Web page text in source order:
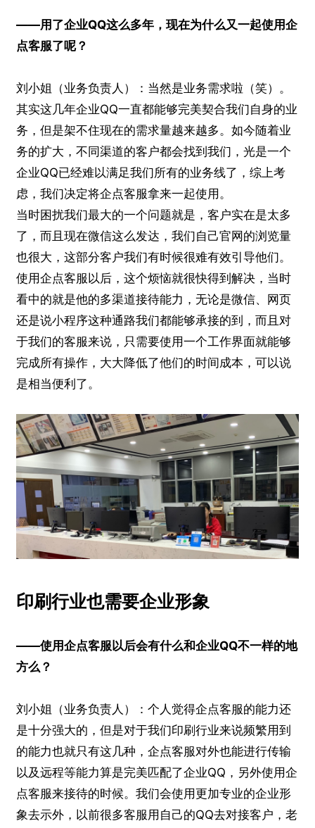
——用了企业QQ这么多年，现在为什么又一起使用企
点客服了呢？
刘小姐（业务负责人）：当然是业务需求啦（笑）。
其实这几年企业QQ一直都能够完美契合我们自身的业
务，但是架不住现在的需求量越来越多。如今随着业
务的扩大，不同渠道的客户都会找到我们，光是一个
企业QQ已经难以满足我们所有的业务线了，综上考
虑，我们决定将企点客服拿来一起使用。
当时困扰我们最大的一个问题就是，客户实在是太多
了，而且现在微信这么发达，我们自己官网的浏览量
也很大，这部分客户我们有时候很难有效引导他们。
使用企点客服以后，这个烦恼就很快得到解决，当时
看中的就是他的多渠道接待能力，无论是微信、网页
还是说小程序这种通路我们都能够承接的到，而且对
于我们的客服来说，只需要使用一个工作界面就能够
完成所有操作，大大降低了他们的时间成本，可以说
是相当便利了。
印刷行业也需要企业形象
——使用企点客服以后会有什么和企业QQ不一样的地
方么？
刘小姐（业务负责人）：个人觉得企点客服的能力还
是十分强大的，但是对于我们印刷行业来说频繁用到
的能力也就只有这几种，企点客服对外也能进行传输
以及远程等能力算是完美匹配了企业QQ，另外使用企
点客服来接待的时候。我们会使用更加专业的企业形
象去示外，以前很多客服用自己的QQ去对接客户，老